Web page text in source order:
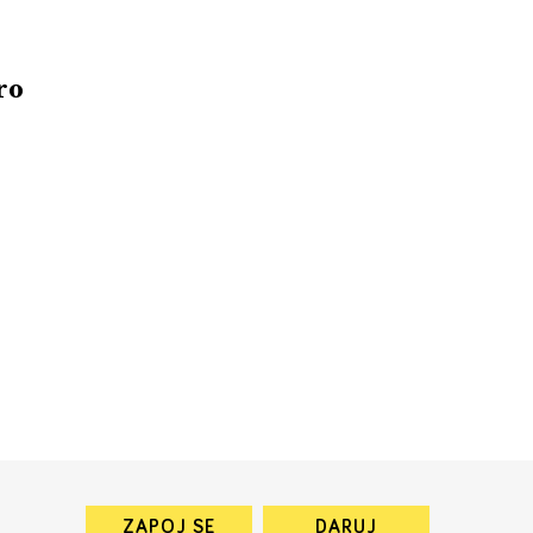
ZAPOJ SE DARUJ